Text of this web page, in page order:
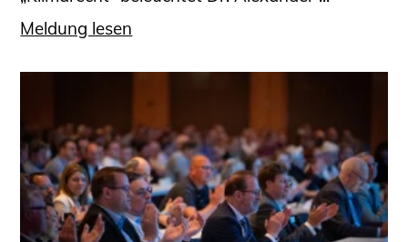
Meldung lesen